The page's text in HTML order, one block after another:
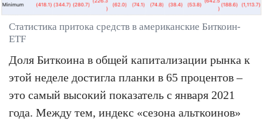
Статистика притока средств в американские Биткоин-
ETF
Доля Биткоина в общей капитализации рынка к
этой неделе достигла планки в 65 процентов –
это самый высокий показатель с января 2021
года. Между тем, индекс «сезона альткоинов»